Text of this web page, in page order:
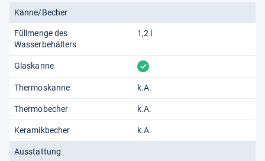
Kanne/Becher
Füllmenge des
Wasserbehälters
1,2 l
Glaskanne vorhanden
Thermoskanne k.A.
Thermobecher k.A.
Keramikbecher k.A.
Ausstattung